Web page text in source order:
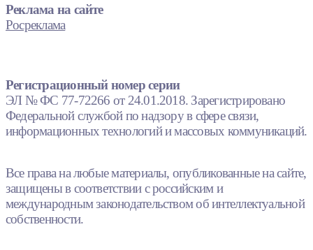
Реклама на сайте
Росреклама
Регистрационный номер серии
ЭЛ № ФС 77-72266 от 24.01.2018. Зарегистрировано
Федеральной службой по надзору в сфере связи,
информационных технологий и массовых коммуникаций.
Все права на любые материалы, опубликованные на сайте,
защищены в соответствии с российским и
международным законодательством об интеллектуальной
собственности.